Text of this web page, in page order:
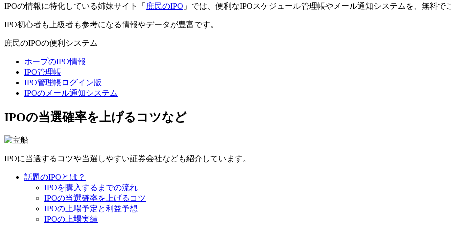
IPOの情報に特化している姉妹サイト「 庶民のIPO 」では、便利なIPOスケジュール管理帳やメール通知システムを、無料で
IPO初心者も上級者も参考になる情報やデータが豊富です。
庶民のIPOの便利システム
ホープのIPO情報
IPO管理帳
IPO管理帳ログイン版
IPOのメール通知システム
IPOの当選確率を上げるコツなど
IPOに当選するコツや当選しやすい証券会社なども紹介しています。
話題のIPOとは？
IPOを購入するまでの流れ
IPOの当選確率を上げるコツ
IPOの上場予定と利益予想
IPOの上場実績